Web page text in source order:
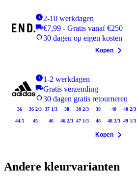
2-10 werkdagen
€7,99 - Gratis vanaf €250
30 dagen op eigen kosten
Kopen
1-2 werkdagen
Gratis verzending
30 dagen gratis retourneren
36 36 2/3 37 1/3 38 38 2/3 39 40 40 2/3
44.5 45 46 46 2/3 47 1/3 48 48 2/3 49 1/3
Kopen
Andere kleurvarianten